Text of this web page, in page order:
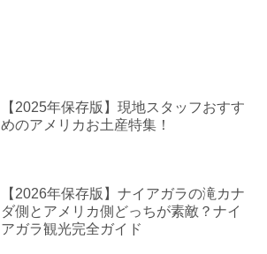
【2025年保存版】現地スタッフおすす
めのアメリカお土産特集！
【2026年保存版】ナイアガラの滝カナ
ダ側とアメリカ側どっちが素敵？ナイ
アガラ観光完全ガイド